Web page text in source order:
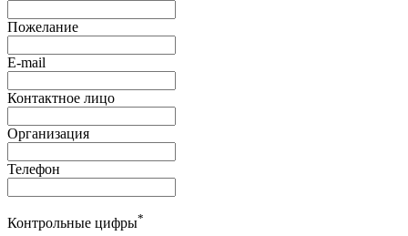
Пожелание
E-mail
Контактное лицо
Организация
Телефон
Контрольные цифры*